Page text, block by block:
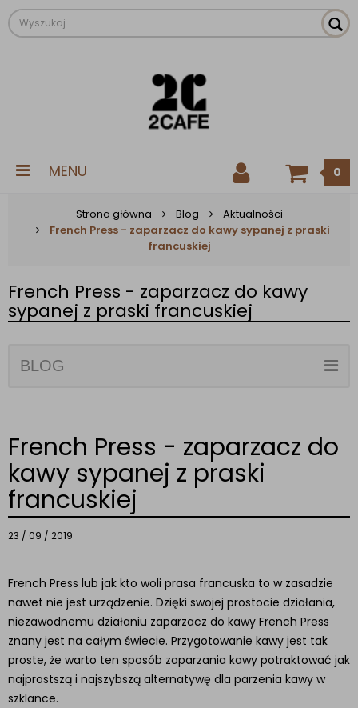
MENU 0
Strona główna Blog
Aktualności
French Press - zaparzacz do kawy sypanej z praski
francuskiej
French Press - zaparzacz do kawy
sypanej z praski francuskiej
BLOG
French Press - zaparzacz do
kawy sypanej z praski
francuskiej
23 / 09 / 2019
French Press lub jak kto woli prasa francuska to w zasadzie
nawet nie jest urządzenie. Dzięki swojej prostocie działania,
niezawodnemu działaniu zaparzacz do kawy French Press
znany jest na całym świecie. Przygotowanie kawy jest tak
proste, że warto ten sposób zaparzania kawy potraktować jak
najprostszą i najszybszą alternatywę dla parzenia kawy w
szklance.